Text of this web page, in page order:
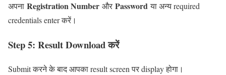
अपना Registration Number और Passwordया अन्य required
credentials enter करें।
Step 5: Result Download करें
Submit करने के बाद आपका result screen पर display होगा।